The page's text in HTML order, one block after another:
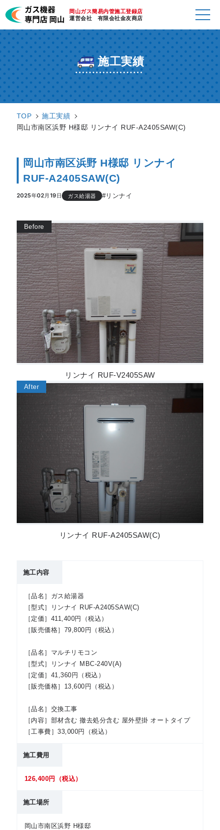
岡山ガス簡易内管施工登録店
運営会社 有限会社金友商店
施工実績
TOP
施工実績
岡山市南区浜野 H様邸 リンナイ RUF-A2405SAW(C)
岡山市南区浜野 H様邸 リンナイ
RUF-A2405SAW(C)
2025年02月19日 ガス給湯器 #リンナイ
リンナイ RUF-V2405SAW
リンナイ RUF-A2405SAW(C)
施工内容
［品名］ガス給湯器
［型式］リンナイ RUF-A2405SAW(C)
［定価］411,400円（税込）
［販売価格］79,800円（税込）
［品名］マルチリモコン
［型式］リンナイ MBC-240V(A)
［定価］41,360円（税込）
［販売価格］13,600円（税込）
［品名］交換工事
［内容］部材含む 撤去処分含む 屋外壁掛 オートタイプ
［工事費］33,000円（税込）
施工費用
126,400円（税込）
施工場所
岡山市南区浜野 H様邸